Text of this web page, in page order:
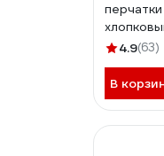
толщина
4.9(63)
В